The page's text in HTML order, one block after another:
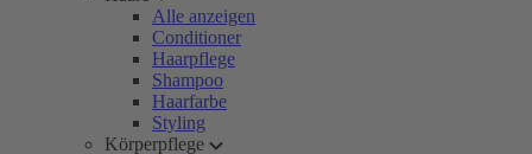
Alle anzeigen
Conditioner
Haarpflege
Shampoo
Haarfarbe
Styling
Körperpflege